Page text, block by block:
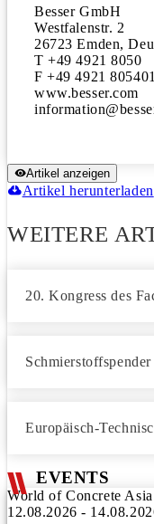
Besser GmbH
Westfalenstr. 2
26723 Emden,
T +49 4921 8050
F +49 4921 805401
www.besser.com
Artikel anzeigen
Artikel herunterladen
WEITERE
20. Kongress des
Europäisch-
EVENTS
World of Concrete Asia
12.08.2026 -